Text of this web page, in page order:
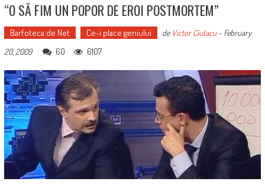
“O SĂ FIM UN POPOR DE EROI POSTMORTEM”
Barfoteca de Net Ce-i place geniului de Victor Ciutacu- February
20, 2009
60 6107